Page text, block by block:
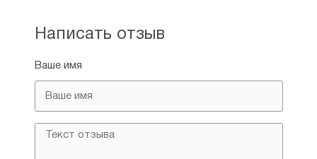
Написать отзыв
Ваше имя